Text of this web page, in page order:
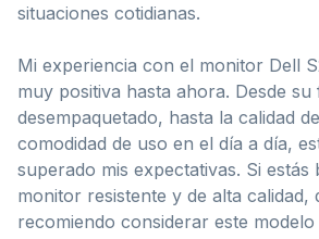
situaciones cotidianas.
Mi experiencia con el monitor Dell
muy positiva hasta ahora. Desde su
desempaquetado, hasta la calidad
comodidad de uso en el día a día,
superado mis expectativas. Si estás
monitor resistente y de alta calidad,
recomiendo considerar este modelo